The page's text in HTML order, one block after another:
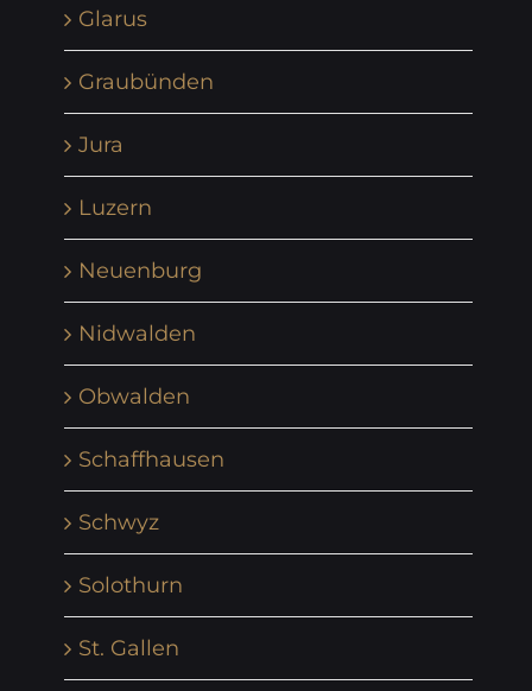
Glarus
Graubünden
Jura
Luzern
Neuenburg
Nidwalden
Obwalden
Schaffhausen
Schwyz
Solothurn
St. Gallen